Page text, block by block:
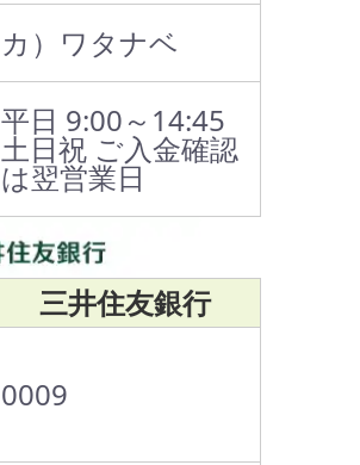
カ）ワタナベ
平日 9:00～14:45
土日祝 ご入金確認
は翌営業日
三井住友銀行
0009